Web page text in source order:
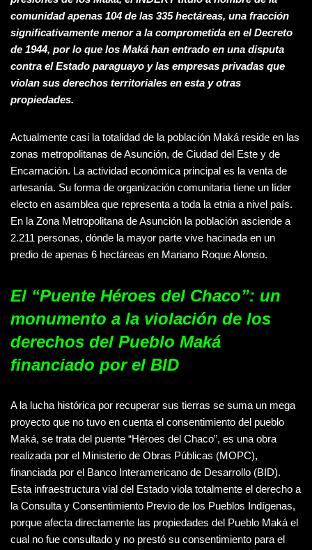
comunidad apenas 104 de las 335 hectáreas, una fracción
significativamente menor a la comprometida en el Decreto
de 1944, por lo que los Maká han entrado en una disputa
contra el Estado paraguayo y las empresas privadas que
violan sus derechos territoriales en esta y otras
propiedades.
Actualmente casi la totalidad de la población Maká reside en las
zonas metropolitanas de Asunción, de Ciudad del Este y de
Encarnación. La actividad económica principal es la venta de
artesanía. Su forma de organización comunitaria tiene un líder
electo en asamblea que representa a toda la etnia a nivel país.
En la Zona Metropolitana de Asunción la población asciende a
2.211 personas, dónde la mayor parte vive hacinada en un
predio de apenas 6 hectáreas en Mariano Roque Alonso.
El “Puente Héroes del Chaco”: un
monumento a la violación de los
derechos del Pueblo Maká
financiado por el BID
A la lucha histórica por recuperar sus tierras se suma un mega
proyecto que no tuvo en cuenta el consentimiento del pueblo
Maká, se trata del puente “Héroes del Chaco”, es una obra
realizada por el Ministerio de Obras Públicas (MOPC),
financiada por el Banco Interamericano de Desarrollo (BID).
Esta infraestructura vial del Estado viola totalmente el derecho a
la Consulta y Consentimiento Previo de los Pueblos Indígenas,
porque afecta directamente las propiedades del Pueblo Maká el
cual no fue consultado y no prestó su consentimiento para el